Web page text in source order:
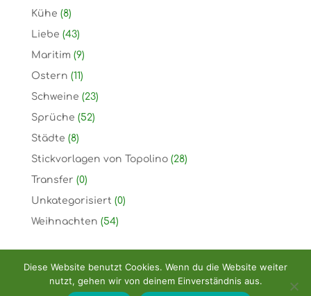
Kühe (8)
Liebe (43)
Maritim (9)
Ostern (11)
Schweine (23)
Sprüche (52)
Städte (8)
Stickvorlagen von Topolino (28)
Transfer (0)
Unkategorisiert (0)
Weihnachten (54)
Copyright: Handarbeitshandel Dirk Rellecke
Diese Website benutzt Cookies. Wenn du die Website weiter
nutzt, gehen wir von deinem Einverständnis aus.